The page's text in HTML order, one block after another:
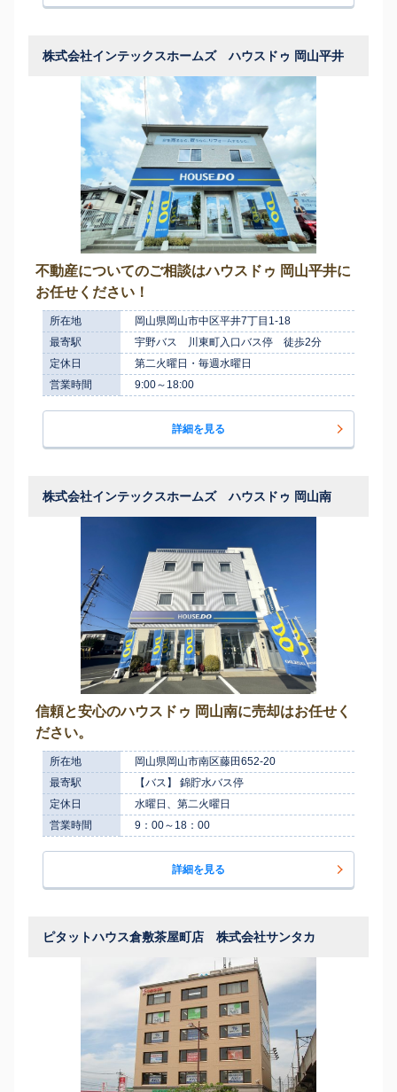
株式会社インテックスホームズ ハウスドゥ 岡山平井
不動産についてのご相談はハウスドゥ 岡山平井に
お任せください！
所在地
岡山県岡山市中区平井7丁目1-18
最寄駅
宇野バス 川東町入口バス停 徒歩2分
定休日
第二火曜日・毎週水曜日
営業時間
9:00～18:00
詳細を見る
株式会社インテックスホームズ ハウスドゥ 岡山南
信頼と安心のハウスドゥ 岡山南に売却はお任せく
ださい。
所在地
岡山県岡山市南区藤田652-20
最寄駅
【バス】 錦貯水バス停
定休日
水曜日、第二火曜日
営業時間
9：00～18：00
詳細を見る
ピタットハウス倉敷茶屋町店 株式会社サンタカ